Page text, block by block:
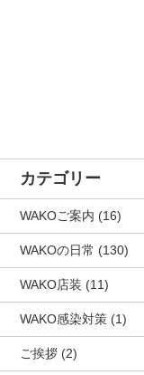
カテゴリー
WAKOご案内 (16)
WAKOの日常 (130)
WAKO店装 (11)
WAKO感染対策 (1)
ご挨拶 (2)